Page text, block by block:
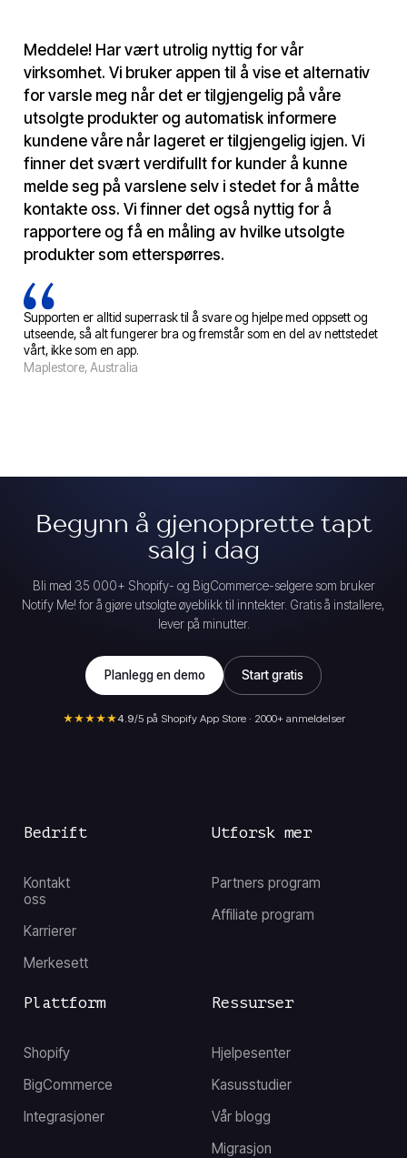
Meddele! Har vært utrolig nyttig for vår
virksomhet. Vi bruker appen til å vise et alternativ
for varsle meg når det er tilgjengelig på våre
utsolgte produkter og automatisk informere
kundene våre når lageret er tilgjengelig igjen. Vi
finner det svært verdifullt for kunder å kunne
melde seg på varslene selv i stedet for å måtte
kontakte oss. Vi finner det også nyttig for å
rapportere og få en måling av hvilke utsolgte
produkter som etterspørres.
Supporten er alltid superrask til å svare og hjelpe med oppsett og
utseende, så alt fungerer bra og fremstår som en del av nettstedet
vårt, ikke som en app.
Maplestore, Australia
Begynn å gjenopprette tapt
salg i dag
Bli med 35 000+ Shopify- og BigCommerce-selgere som bruker
Notify Me! for å gjøre utsolgte øyeblikk til inntekter. Gratis å installere,
lever på minutter.
Planlegg en demo Start gratis
★★★★★4.9/5 på Shopify App Store · 2000+ anmeldelser
Bedrift
Kontakt
oss
Karrierer
Merkesett
Ressurser
Hjelpesenter
Kasusstudier
Vår blogg
Migrasjon
Utforsk mer
Partners program
Affiliate program
Plattform
Shopify
BigCommerce
Integrasjoner